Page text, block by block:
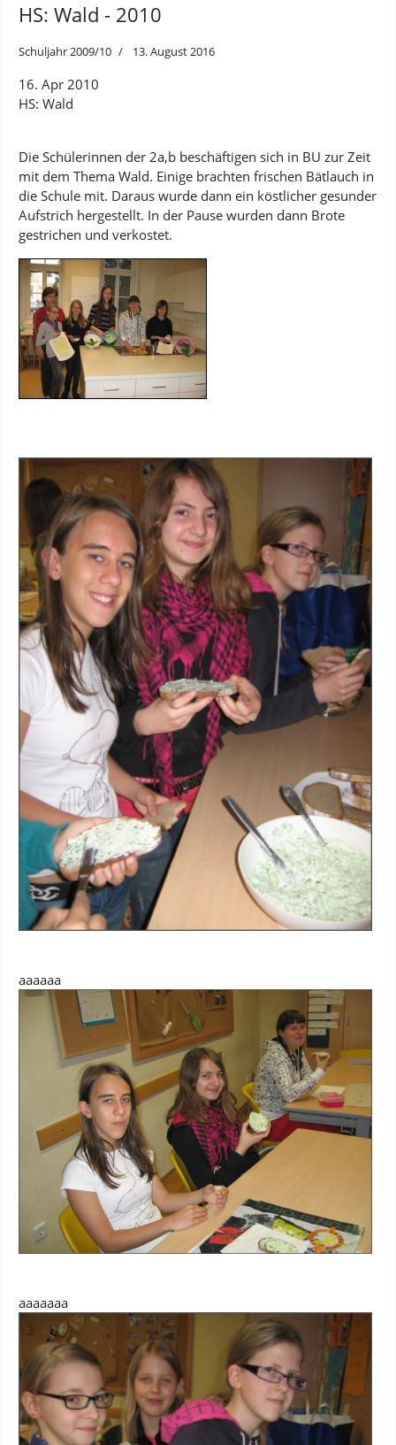
HS: Wald - 2010
Schuljahr 2009/10 13. August 2016
16. Apr 2010
HS: Wald
Die Schülerinnen der 2a,b beschäftigen sich in BU zur Zeit
mit dem Thema Wald. Einige brachten frischen Bätlauch in
die Schule mit. Daraus wurde dann ein köstlicher gesunder
Aufstrich hergestellt. In der Pause wurden dann Brote
gestrichen und verkostet.
aaaaaa
aaaaaaa